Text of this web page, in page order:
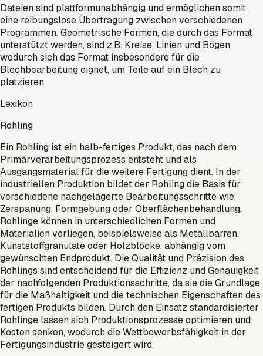
Dateien sind plattformunabhängig und ermöglichen somit
eine reibungslose Übertragung zwischen verschiedenen
Programmen. Geometrische Formen, die durch das Format
unterstützt werden, sind z.B. Kreise, Linien und Bögen,
wodurch sich das Format insbesondere für die
Blechbearbeitung eignet, um Teile auf ein Blech zu
platzieren.
Lexikon
Rohling
Ein Rohling ist ein halb-fertiges Produkt, das nach dem
Primärverarbeitungsprozess entsteht und als
Ausgangsmaterial für die weitere Fertigung dient. In der
industriellen Produktion bildet der Rohling die Basis für
verschiedene nachgelagerte Bearbeitungsschritte wie
Zerspanung, Formgebung oder Oberflächenbehandlung.
Rohlinge können in unterschiedlichen Formen und
Materialien vorliegen, beispielsweise als Metallbarren,
Kunststoffgranulate oder Holzblöcke, abhängig vom
gewünschten Endprodukt. Die Qualität und Präzision des
Rohlings sind entscheidend für die Effizienz und Genauigkeit
der nachfolgenden Produktionsschritte, da sie die Grundlage
für die Maßhaltigkeit und die technischen Eigenschaften des
fertigen Produkts bilden. Durch den Einsatz standardisierter
Rohlinge lassen sich Produktionsprozesse optimieren und
Kosten senken, wodurch die Wettbewerbsfähigkeit in der
Fertigungsindustrie gesteigert wird.